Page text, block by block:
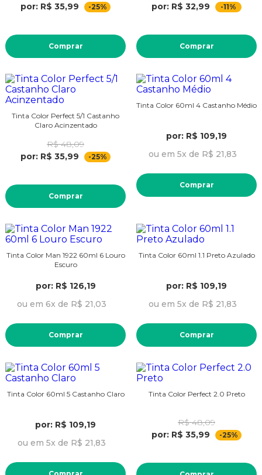
por: R$ 35,99
-25%
Comprar
por: R$ 32,99
-11%
Comprar
Tinta Color Perfect 5/1 Castanho
Claro Acinzentado
R$ 48,09
por: R$ 35,99
-25%
Comprar
Tinta Color 60ml 4 Castanho Médio
por: R$ 109,19
ou em 5x de R$ 21,83
Comprar
Tinta Color Man 1922 60ml 6 Louro
Escuro
por: R$ 126,19
ou em 6x de R$ 21,03
Comprar
Tinta Color 60ml 1.1 Preto Azulado
por: R$ 109,19
ou em 5x de R$ 21,83
Comprar
Tinta Color 60ml 5 Castanho Claro
por: R$ 109,19
ou em 5x de R$ 21,83
Tinta Color Perfect 2.0 Preto
R$ 48,09
por: R$ 35,99
-25%